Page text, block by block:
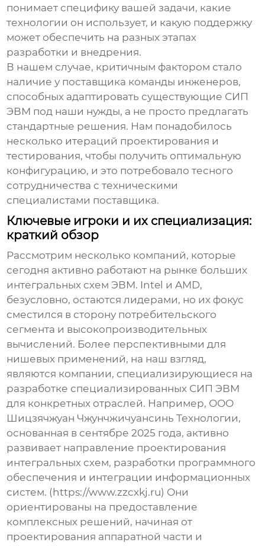
понимает специфику вашей задачи, какие
технологии он использует, и какую поддержку
может обеспечить на разных этапах
разработки и внедрения.
В нашем случае, критичным фактором стало
наличие у поставщика команды инженеров,
способных адаптировать существующие СИП
ЭВМ под наши нужды, а не просто предлагать
стандартные решения. Нам понадобилось
несколько итераций проектирования и
тестирования, чтобы получить оптимальную
конфигурацию, и это потребовало тесного
сотрудничества с техническими
специалистами поставщика.
Ключевые игроки и их специализация:
краткий обзор
Рассмотрим несколько компаний, которые
сегодня активно работают на рынке больших
интегральных схем ЭВМ. Intel и AMD,
безусловно, остаются лидерами, но их фокус
сместился в сторону потребительского
сегмента и высокопроизводительных
вычислений. Более перспективными для
нишевых применений, на наш взгляд,
являются компании, специализирующиеся на
разработке специализированных СИП ЭВМ
для конкретных отраслей. Например, ООО
Шицзячжуан Чжунчжичуансинь Технологии,
основанная в сентябре 2025 года, активно
развивает направление проектирования
интегральных схем, разработки программного
обеспечения и интеграции информационных
систем. (https://www.zzcxkj.ru) Они
ориентированы на предоставление
комплексных решений, начиная от
проектирования аппаратной части и